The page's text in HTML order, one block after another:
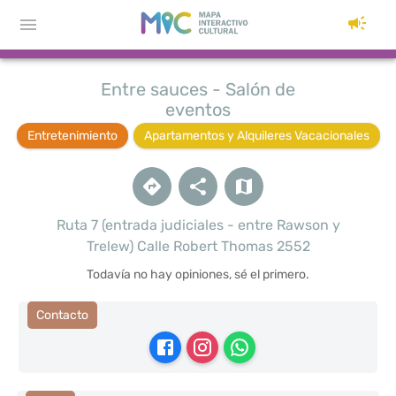
Entre sauces - Salón de
eventos
Entretenimiento Apartamentos y Alquileres Vacacionales
Ruta 7 (entrada judiciales - entre Rawson y
Trelew) Calle Robert Thomas 2552
Todavía no hay opiniones, sé el primero.
Contacto